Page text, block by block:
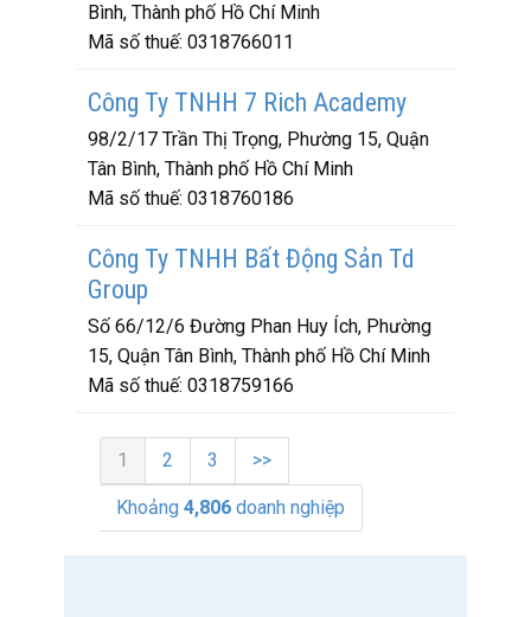
Bình, Thành phố Hồ Chí Minh
Mã số thuế: 0318766011
Công Ty TNHH 7 Rich Academy
98/2/17 Trần Thị Trọng, Phường 15, Quận
Tân Bình, Thành phố Hồ Chí Minh
Mã số thuế: 0318760186
Công Ty TNHH Bất Động Sản Td
Group
Số 66/12/6 Đường Phan Huy Ích, Phường
15, Quận Tân Bình, Thành phố Hồ Chí Minh
Mã số thuế: 0318759166
1 2 3 >>
Khoảng 4,806 doanh nghiệp